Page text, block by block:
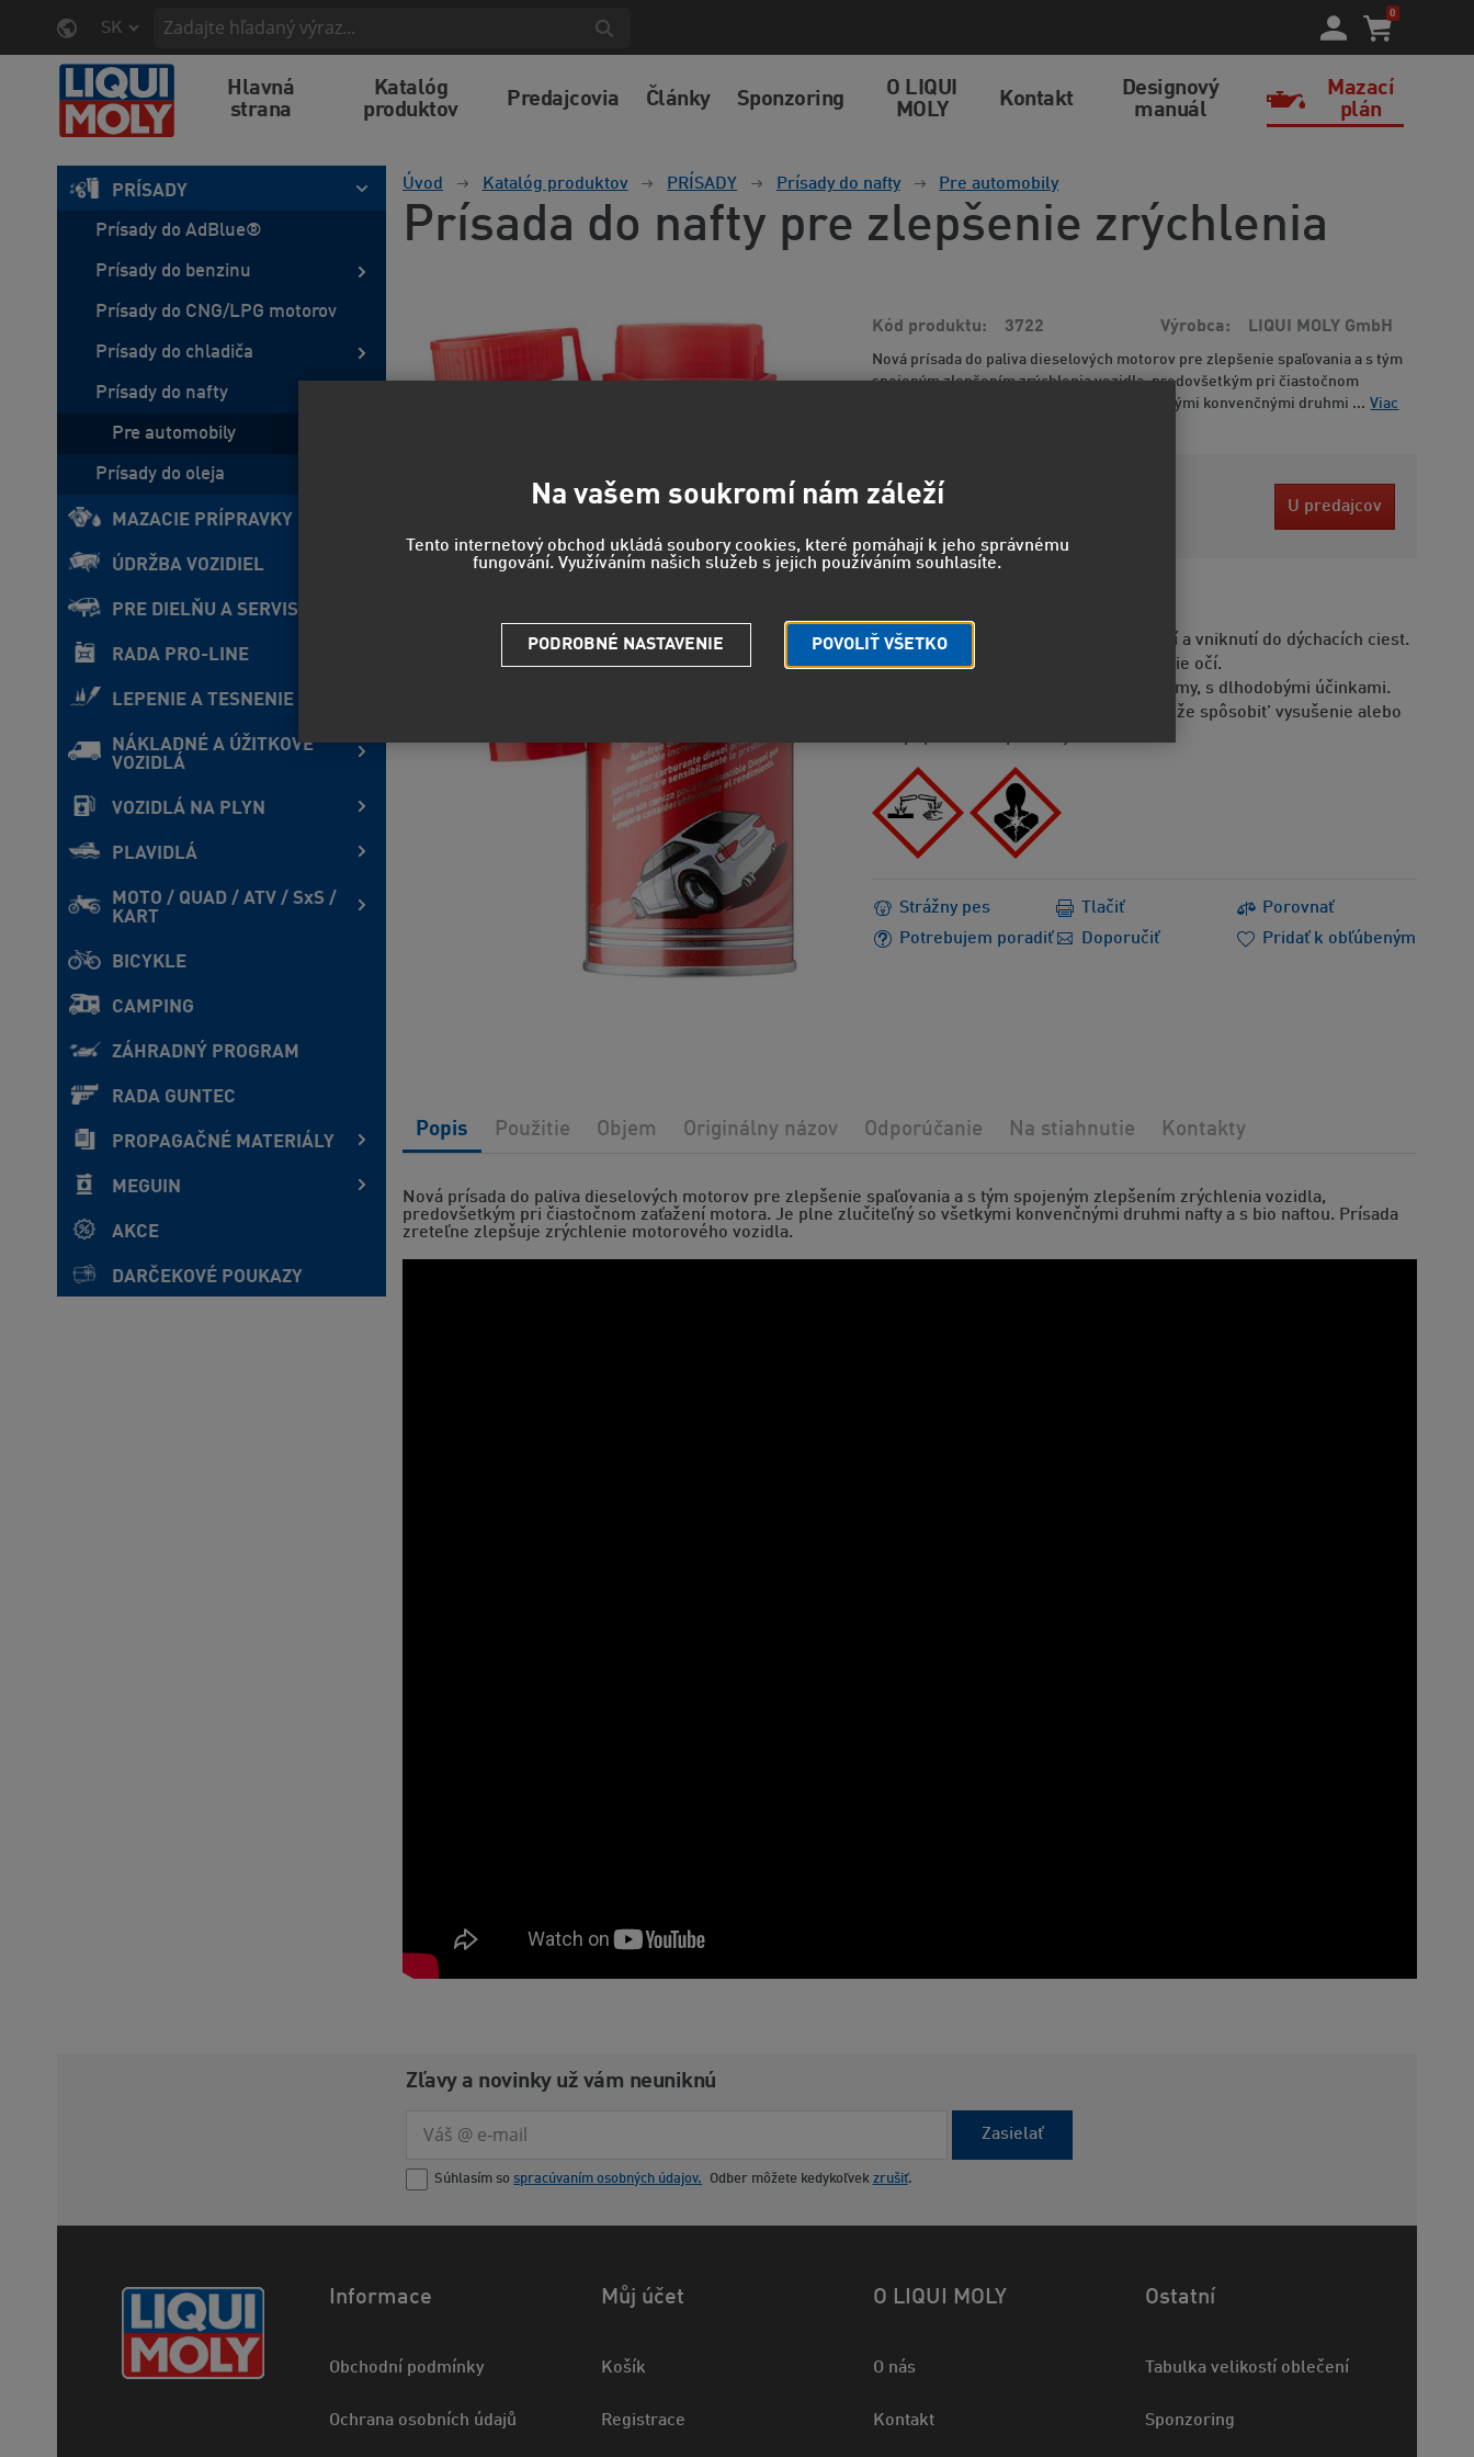
SK
0
Hlavná
strana
Katalóg
produktov
Predajcovia Články Sponzoring
O LIQUI
MOLY
Kontakt
Designový
manuál
Mazací
plán
PRÍSADY
Prísady do AdBlue®
Prísady do benzinu
Prísady do CNG/LPG motorov
Prísady do chladiča
Prísady do nafty
Pre automobily
Prísady do oleja
MAZACIE PRÍPRAVKY
ÚDRŽBA VOZIDIEL
PRE DIELŇU A SERVIS
RADA PRO-LINE
LEPENIE A TESNENIE
NÁKLADNÉ A ÚŽITKOVÉ
VOZIDLÁ
VOZIDLÁ NA PLYN
PLAVIDLÁ
MOTO / QUAD / ATV / SxS /
KART
BICYKLE
CAMPING
ZÁHRADNÝ PROGRAM
RADA GUNTEC
PROPAGAČNÉ MATERIÁLY
MEGUIN
AKCE
DARČEKOVÉ POUKAZY
Úvod Katalóg produktov PRÍSADY Prísady do nafty Pre automobily
Prísada do nafty pre zlepšenie zrýchlenia
Kód produktu 3722 Výrobca LIQUI MOLY GmbH
Nová prísada do paliva dieselových motorov pre zlepšenie spaľovania a s tým
spojeným zlepšením zrýchlenia vozidla, predovšetkým pri čiastočnom
zaťažení motora. Je plne zlučiteľný so všetkými konvenčnými druhmi ... Viac
17,53 EUR U predajcov
H304 - Môže byť smrteľný po požití a vniknutí do dýchacích ciest.
H318 - Spôsobuje vážne poškodenie očí.
H412 - Škodlivý pre vodné organizmy, s dlhodobými účinkami.
EUH066 - Opakovaná expozícia môže spôsobit’ vysušenie alebo
Strážny pes
Porovnať
Potrebujem poradiť
Doporučiť
Tlačiť
Pridať k obľúbeným
Nová prísada do paliva dieselových motorov pre zlepšenie spaľovania a s tým spojeným zlepšením zrýchlenia vozidla,
predovšetkým pri čiastočnom zaťažení motora. Je plne zlučiteľný so všetkými konvenčnými druhmi nafty a s bio naftou. Prísada
zreteľne zlepšuje zrýchlenie motorového vozidla.
Popis Použitie Objem Originálny názov Odporúčanie Na stiahnutie Kontakty
Zľavy a novinky už vám neuniknú
Zasielať
Súhlasím so spracúvaním osobných údajov. Odber môžete kedykoľvek zrušiť.
Informace
Obchodní podmínky
Ochrana osobních údajů
Můj účet
Košík
Registrace
O LIQUI MOLY
O nás
Kontakt
Ostatní
Tabulka velikostí oblečení
Sponzoring
Na vašem soukromí nám záleží
Tento internetový obchod ukládá soubory cookies, které pomáhají k jeho správnému
fungování. Využíváním našich služeb s jejich používáním souhlasíte.
POVOLIŤ VŠETKO
PODROBNÉ NASTAVENIE